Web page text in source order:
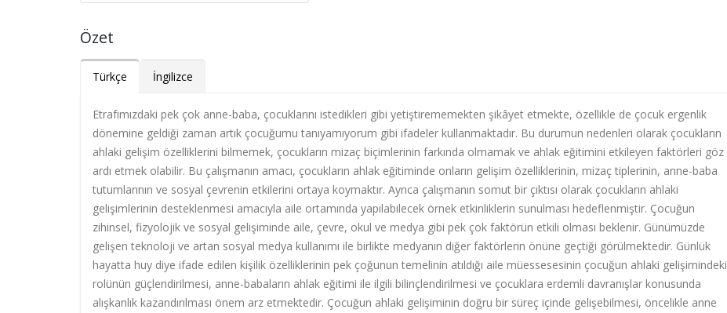
Özet
Türkçe İngilizce
Etrafımızdaki pek çok anne-baba, çocuklarını istedikleri gibi yetiştirememekten şikâyet etmekte, özellikle de çocuk ergenlik
dönemine geldiği zaman artık çocuğumu tanıyamıyorum gibi ifadeler kullanmaktadır. Bu durumun nedenleri olarak çocukların
ahlaki gelişim özelliklerini bilmemek, çocukların mizaç biçimlerinin farkında olmamak ve ahlak eğitimini etkileyen faktörleri göz
ardı etmek olabilir. Bu çalışmanın amacı, çocukların ahlak eğitiminde onların gelişim özelliklerinin, mizaç tiplerinin, anne-baba
tutumlarının ve sosyal çevrenin etkilerini ortaya koymaktır. Ayrıca çalışmanın somut bir çıktısı olarak çocukların ahlaki
gelişimlerinin desteklenmesi amacıyla aile ortamında yapılabilecek örnek etkinliklerin sunulması hedeflenmiştir. Çocuğun
zihinsel, fizyolojik ve sosyal gelişiminde aile, çevre, okul ve medya gibi pek çok faktörün etkili olması beklenir. Günümüzde
gelişen teknoloji ve artan sosyal medya kullanımı ile birlikte medyanın diğer faktörlerin önüne geçtiği görülmektedir. Günlük
hayatta huy diye ifade edilen kişilik özelliklerinin pek çoğunun temelinin atıldığı aile müessesesinin çocuğun ahlaki gelişimindeki
rolünün güçlendirilmesi, anne-babaların ahlak eğitimi ile ilgili bilinçlendirilmesi ve çocuklara erdemli davranışlar konusunda
alışkanlık kazandırılması önem arz etmektedir. Çocuğun ahlaki gelişiminin doğru bir süreç içinde gelişebilmesi, öncelikle anne